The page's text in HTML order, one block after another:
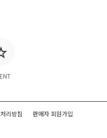
리방침 판매자 회원가입